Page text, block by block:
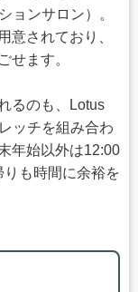
ョンサロン）。
意されており、
せます。
るのも、Lotus
ッチを組み合わ
年始以外は12:00
も時間に余裕を